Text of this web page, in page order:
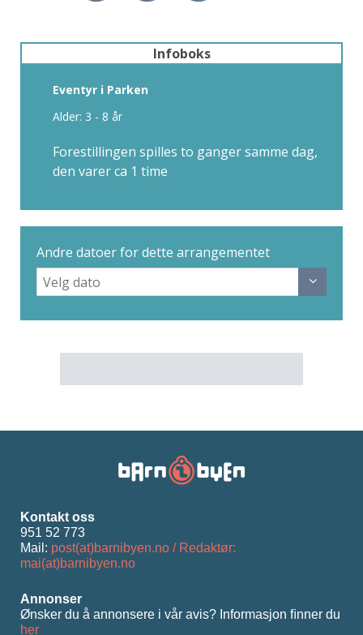
Infoboks
Eventyr i Parken
Alder: 3 - 8 år
Forestillingen spilles to ganger samme dag,
den varer ca 1 time
Andre datoer for dette arrangementet
Kontakt oss
951 52 773
Mail: post(at)barnibyen.no / Redaktør:
mai(at)barnibyen.no
Annonser
Ønsker du å annonsere i vår avis? Informasjon ﬁnner du
her